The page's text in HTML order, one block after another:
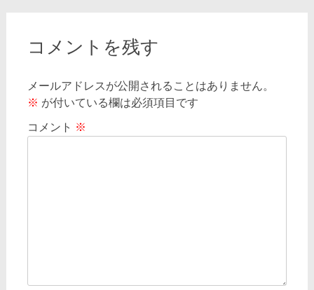
コメントを残す
メールアドレスが公開されることはありません。
※ が付いている欄は必須項目です
コメント ※